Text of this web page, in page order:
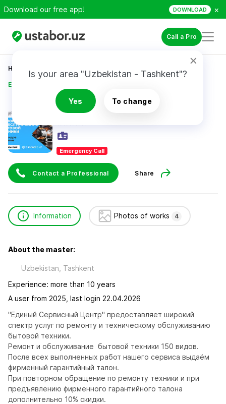
Download our free app! DOWNLOAD ×
Call a Pro
Is your area "Uzbekistan - Tashkent"?
Yes To change
Home
Единый сервисный центр
Emergency Call
Contact a Professional Share
Information Photos of works 4
About the master:
Uzbekistan, Tashkent
Experience: more than 10 years
A user from 2025, last login 22.04.2026
"Единый Сервисный Центр" предоставляет широкий
спектр услуг по ремонту и техническому обслуживанию
бытовой техники.
Ремонт и обслуживание  бытовой техники 150 видов.
После всех выполненных работ нашего сервиса выдаём
фирменный гарантийный талон.
При повторном обращение по ремонту техники и при
предъявлению фирменного гарантийного талона
дополнительно 10% скидки.